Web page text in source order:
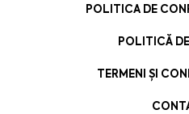
POLITICA DE
POLITICĂ
TERMENI ȘI